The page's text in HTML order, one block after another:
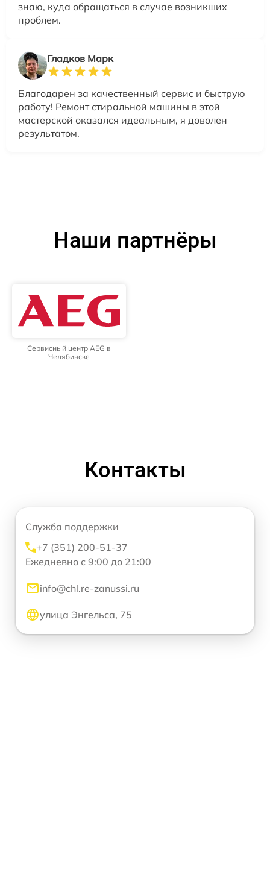
знаю, куда обращаться в случае возникших
проблем.
Гладков Марк
Благодарен за качественный сервис и быструю
работу! Ремонт стиральной машины в этой
мастерской оказался идеальным, я доволен
результатом.
Наши партнёры
Сервисный центр AEG в
Челябинске
Контакты
Служба поддержки
+7 (351) 200-51-37
Ежедневно с 9:00 до 21:00
info@chl.re-zanussi.ru
улица Энгельса, 75